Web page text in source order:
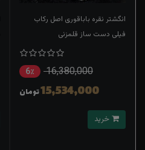
انگشتر نقره باباقوری اصل رکاب
فیلی دست ساز قلمزنی
16,380,000 6٪
15,534,000تومان